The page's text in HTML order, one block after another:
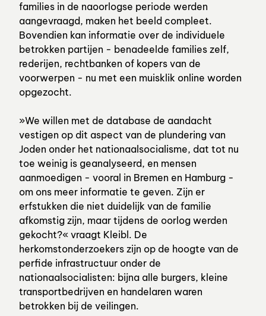
families in de naoorlogse periode werden
aangevraagd, maken het beeld compleet.
Bovendien kan informatie over de individuele
betrokken partijen - benadeelde families zelf,
rederijen, rechtbanken of kopers van de
voorwerpen - nu met een muisklik online worden
opgezocht.
»We willen met de database de aandacht
vestigen op dit aspect van de plundering van
Joden onder het nationaalsocialisme, dat tot nu
toe weinig is geanalyseerd, en mensen
aanmoedigen - vooral in Bremen en Hamburg -
om ons meer informatie te geven. Zijn er
erfstukken die niet duidelijk van de familie
afkomstig zijn, maar tijdens de oorlog werden
gekocht?« vraagt Kleibl. De
herkomstonderzoekers zijn op de hoogte van de
perfide infrastructuur onder de
nationaalsocialisten: bijna alle burgers, kleine
transportbedrijven en handelaren waren
betrokken bij de veilingen.